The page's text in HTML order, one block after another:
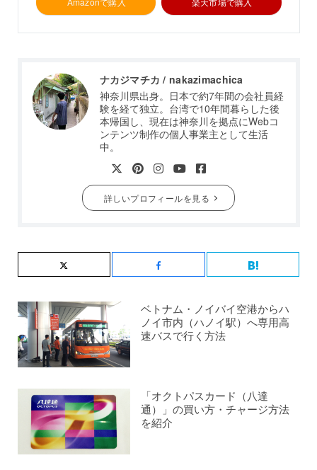
ナカジマチカ / nakazimachica
神奈川県出身。日本で約7年間の会社員経
験を経て独立。台湾で10年間暮らした後
本帰国し、現在は神奈川を拠点にWebコ
ンテンツ制作の個人事業主として生活
中。
詳しいプロフィールを見る
ベトナム・ノイバイ空港からハ
ノイ市内（ハノイ駅）へ専用高
速バスで行く方法
「オクトパスカード（八達
通）」の買い方・チャージ方法
を紹介